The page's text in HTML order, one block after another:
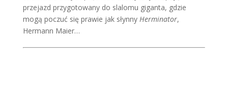
przejazd przygotowany do slalomu giganta, gdzie
mogą poczuć się prawie jak słynny Herminator,
Hermann Maier…